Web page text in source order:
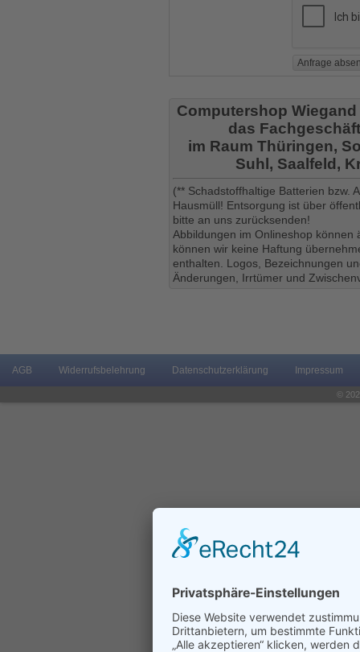
Computershop
das
im Raum Thüringen,
Suhl, Saalfeld,
(** Schadstoffhaltige Batterien bzw.
Hausmüll! Entsorgung ist über
bitte an uns zurücksenden!
Abbildungen im Onlineshop
können wir keine Haftung
enthalten. Logos, Bezeichnungen
Änderungen, Irrtümer und
AGB Widerrufsbelehrung Datenschutzerklärung Impressum
©